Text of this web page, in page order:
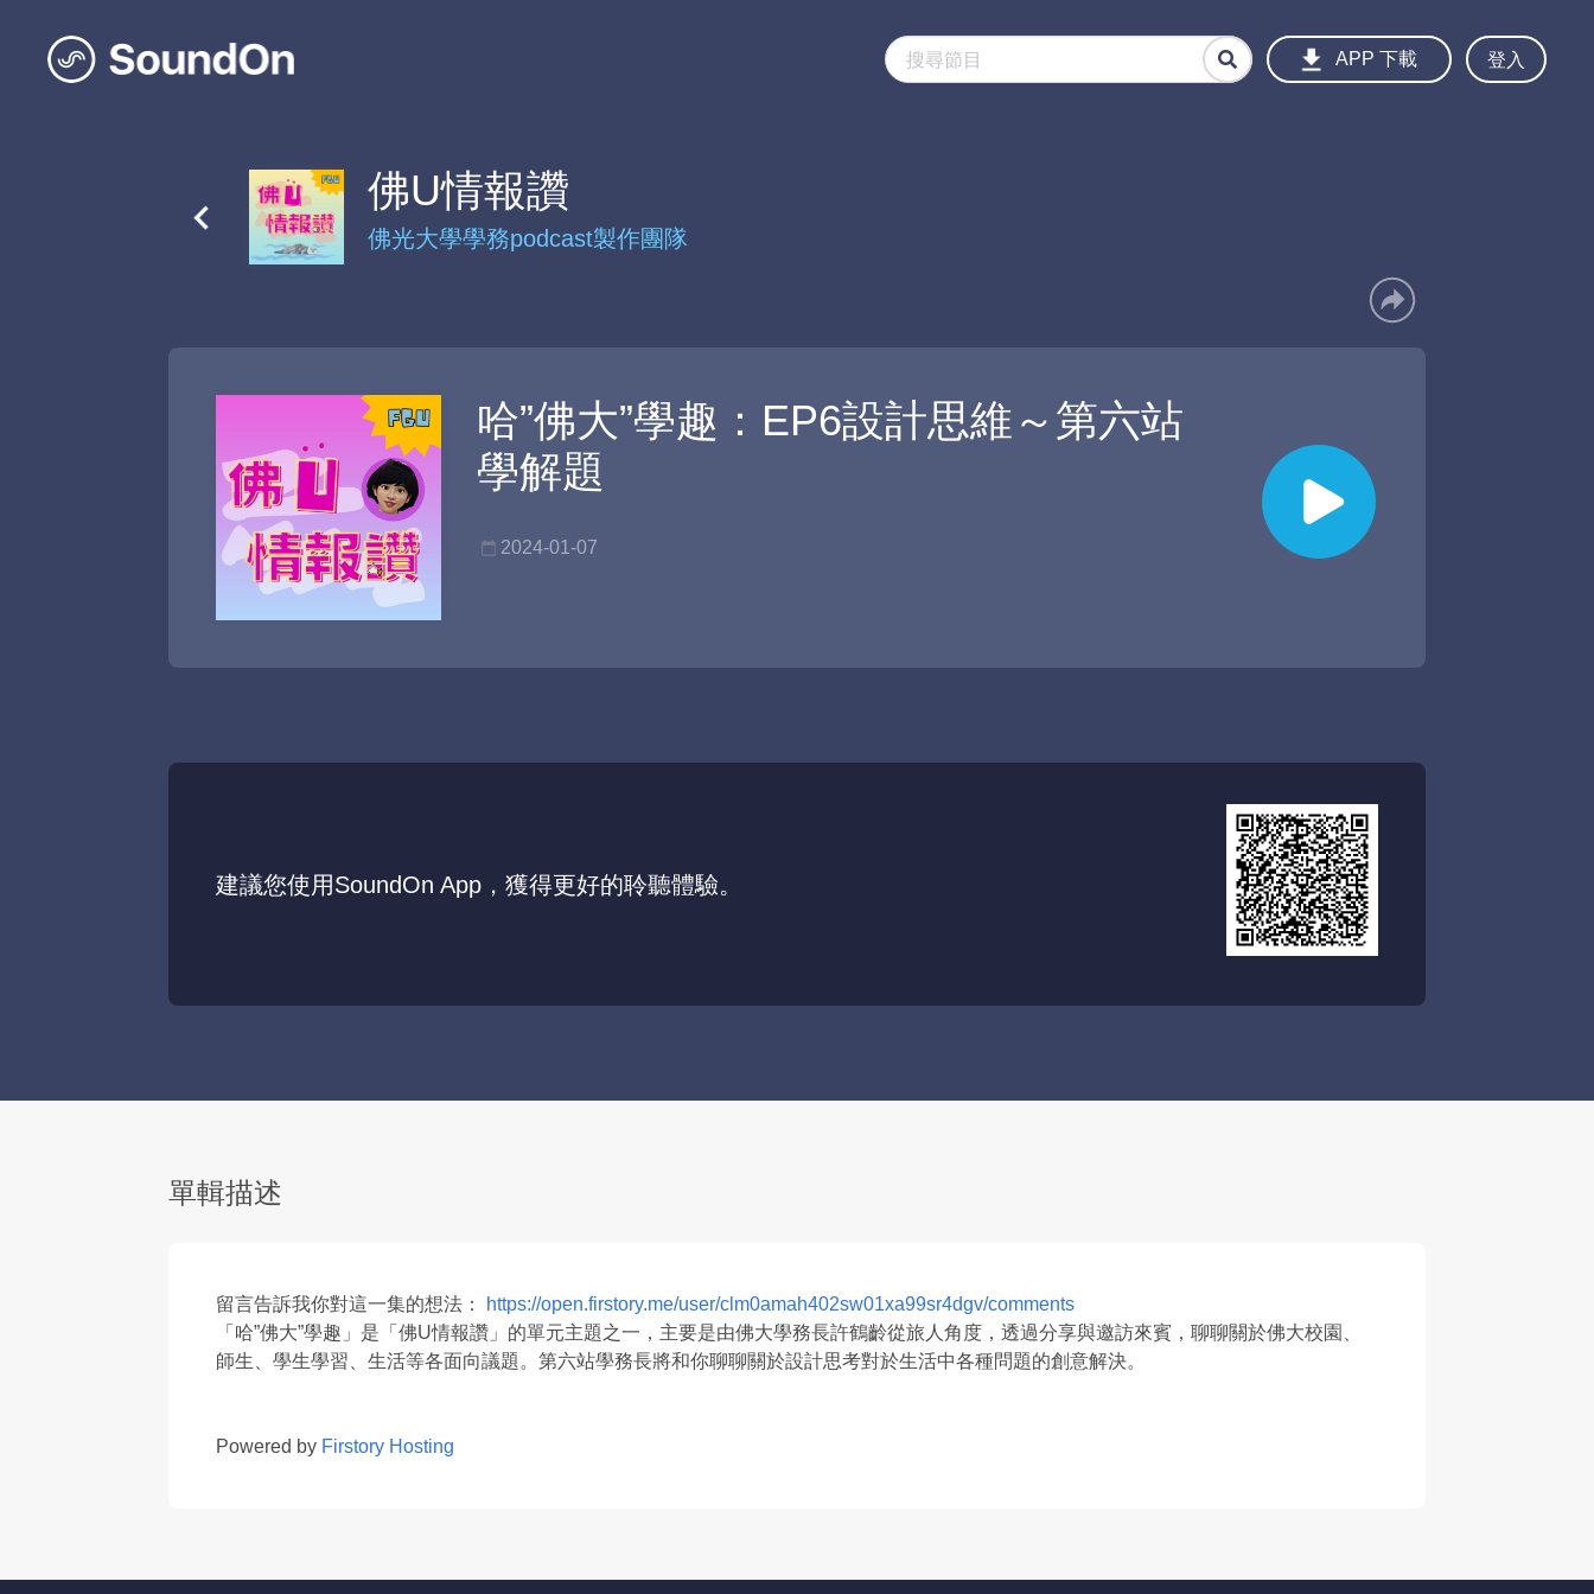
APP 下載 登入
佛U情報讚
佛光大學學務podcast製作團隊
哈”佛大”學趣：EP6設計思維～第六站
學解題
2024-01-07
建議您使用SoundOn App，獲得更好的聆聽體驗。
單輯描述
留言告訴我你對這一集的想法：
https://open.firstory.me/user/clm0amah402sw01xa99sr4dgv/comments
「哈”佛大”學趣」是「佛U情報讚」的單元主題之一，主要是由佛大學務長許鶴齡從旅人角度，透過分享與邀訪來賓，聊聊關於佛大校園、
師生、學生學習、生活等各面向議題。第六站學務長將和你聊聊關於設計思考對於生活中各種問題的創意解決。
Powered by Firstory Hosting